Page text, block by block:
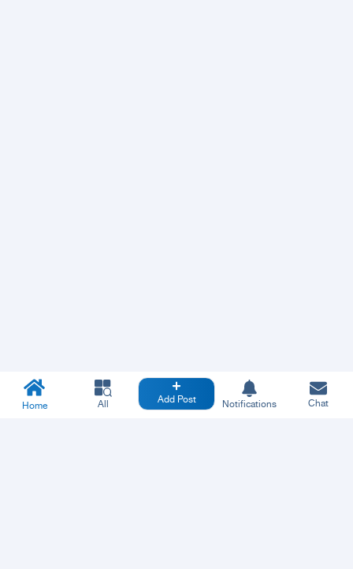
Home All Add Post Notifications Chat